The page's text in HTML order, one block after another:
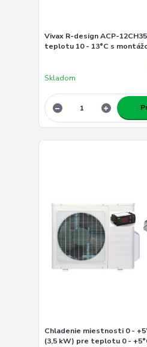
Vivax R-design ACP-
teplotu 10 - 13°C s
Skladom
Chladenie miestnosti 0 -
(3,5 kW) pre teplotu 0 -